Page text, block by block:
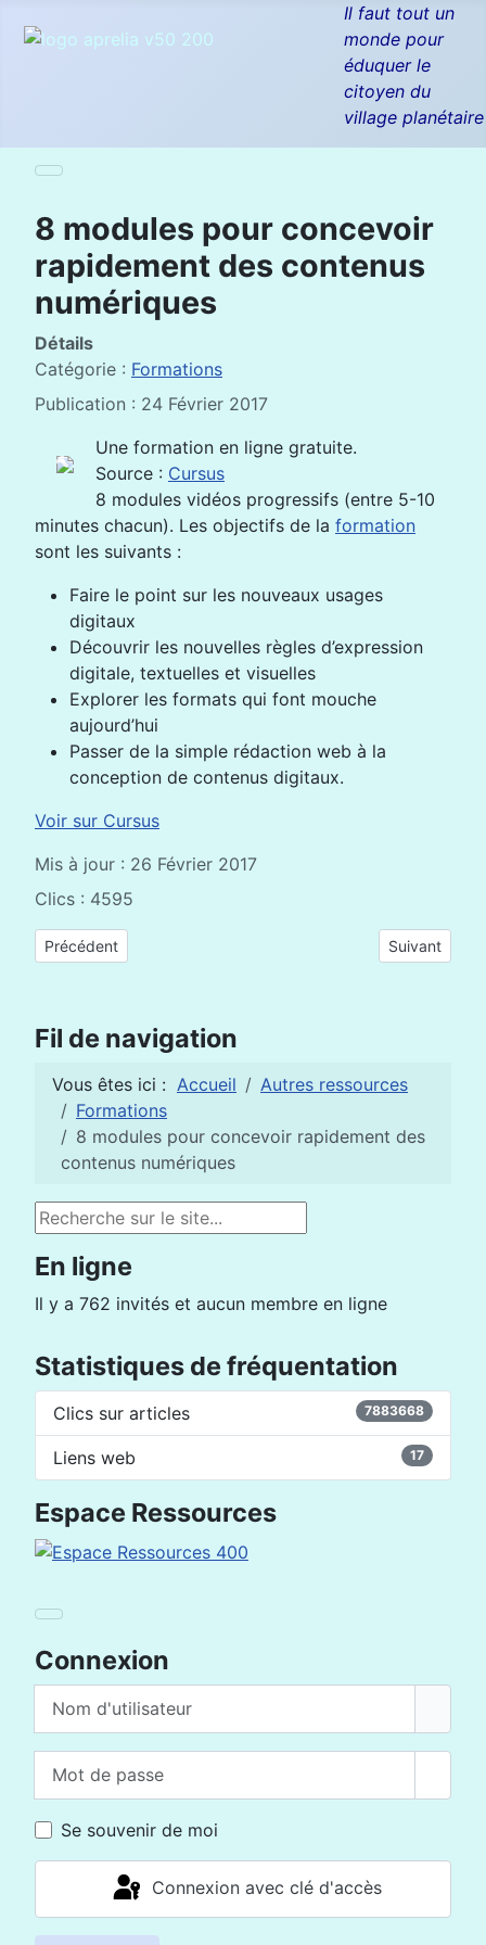
Il faut tout un
monde pour
éduquer le
citoyen du
village planétaire
Espace Ressources
Connexion
Se souvenir de moi
Connexion avec clé d'accès
8 modules pour concevoir
rapidement des contenus
numériques
Détails
Catégorie : Formations
Publication : 24 Février 2017
Une formation en ligne gratuite.
Source : Cursus
8 modules vidéos progressifs (entre 5-10
minutes chacun). Les objectifs de la formation
sont les suivants :
Faire le point sur les nouveaux usages
digitaux
Découvrir les nouvelles règles d’expression
digitale, textuelles et visuelles
Explorer les formats qui font mouche
aujourd’hui
Passer de la simple rédaction web à la
conception de contenus digitaux.
Voir sur Cursus
Mis à jour : 26 Février 2017
Clics : 4595
Article précédent : MOOC Certification des compétences
Précédent Article
Suivant
Fil de navigation
Vous êtes ici : Accueil
Autres ressources
Formations
8 modules pour concevoir rapidement des
contenus numériques
Rechercher
En ligne
Il y a 762 invités et aucun membre en ligne
Statistiques de fréquentation
Clics sur articles 7883668
Liens web 17